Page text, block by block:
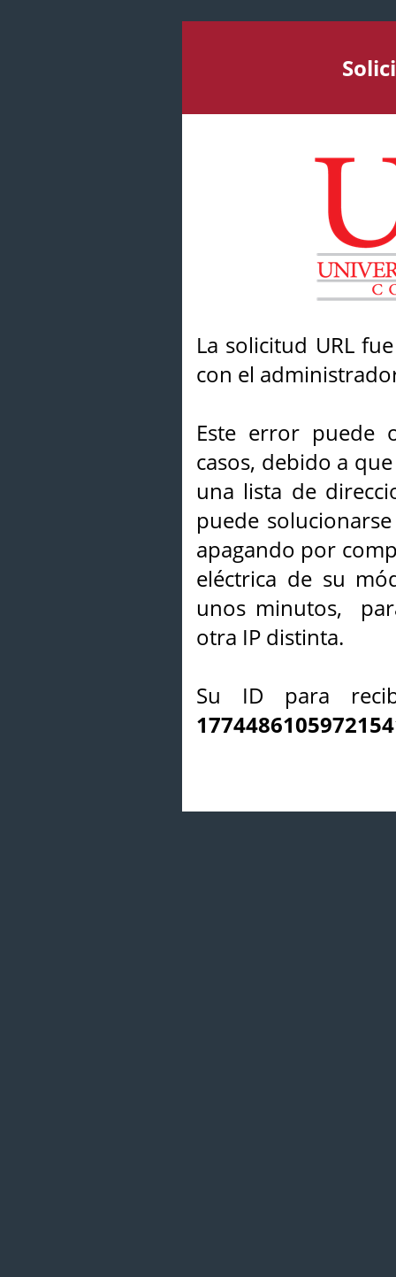
La solicitud URL
con el
Este error puede
casos, debido a
una lista de
puede
apagando por
eléctrica de su
unos minutos,
otra IP distinta.
Su ID para